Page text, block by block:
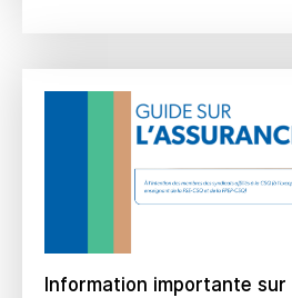
Information importante sur